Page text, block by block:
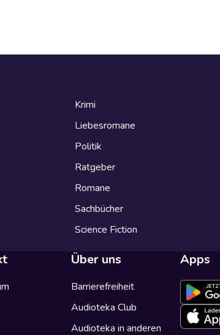
Krimi
Liebesromane
Politik
Ratgeber
Romane
Sachbücher
Science Fiction
Über uns
Barrierefreiheit
Audioteka Club
Audioteka in anderen
Apps